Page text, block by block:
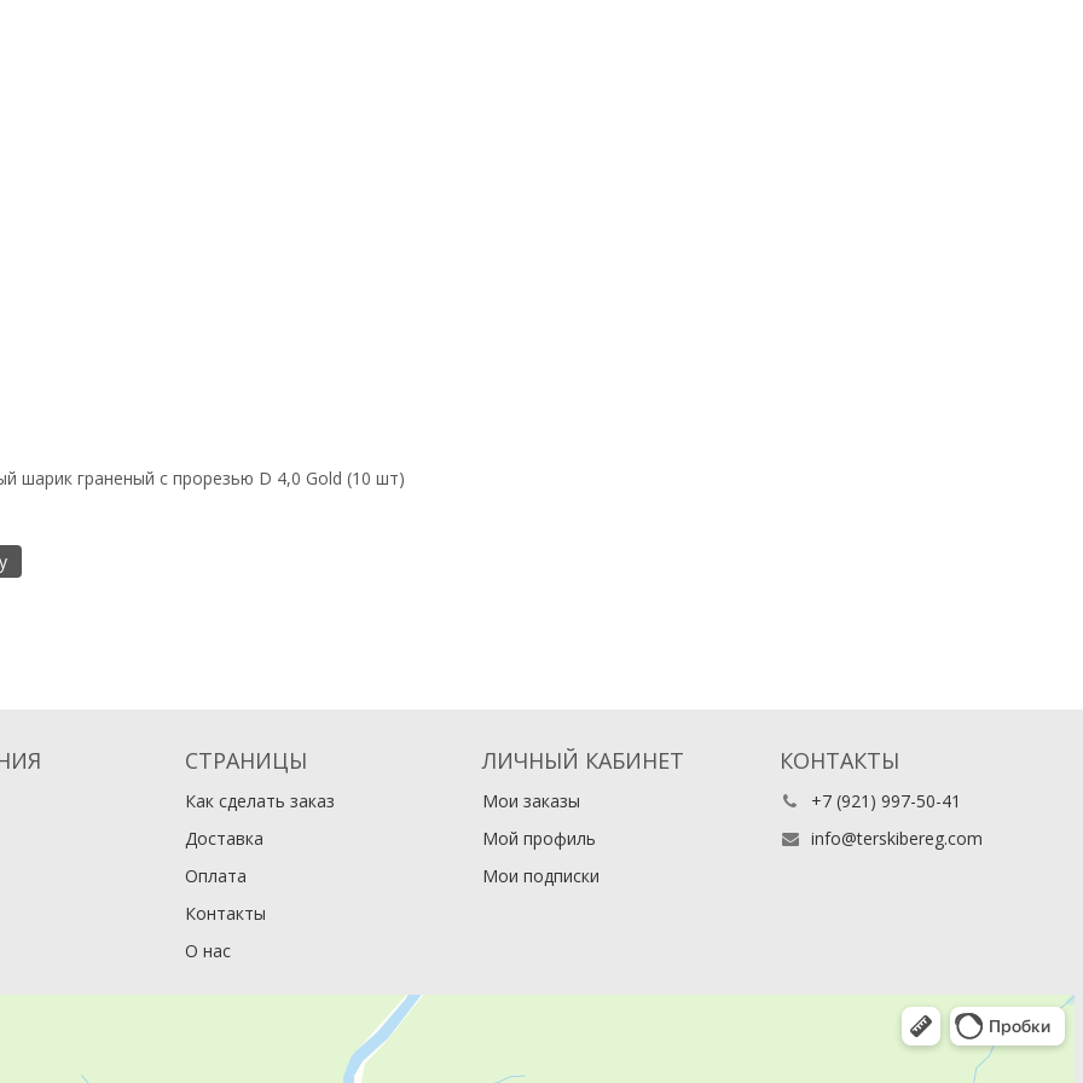
шарик граненый с прорезью D 4,0 Gold (10 шт)
СТРАНИЦЫ
Как сделать заказ
Доставка
Оплата
Контакты
О нас
ЛИЧНЫЙ КАБИНЕТ
Мои заказы
Мой профиль
Мои подписки
КОНТАКТЫ
+7 (921) 997-50-41
info@terskibereg.com